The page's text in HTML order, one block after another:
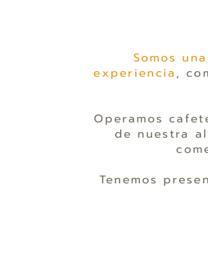
Somos
experiencia,
Operamos
de nuestra
Tenemos